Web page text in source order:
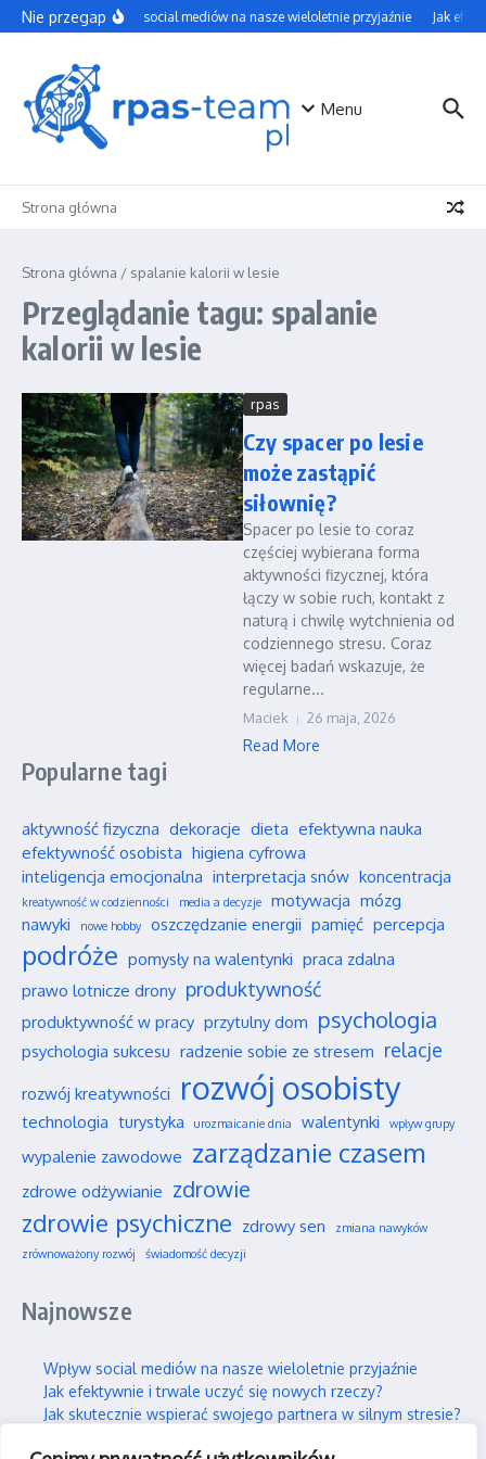
Przejdź do treści
Nie przegapWpływ social mediów na nasze wieloletnie przyjaźnie Jak
Menu
Strona główna
Strona główna / spalanie kalorii w lesie
Przeglądanie tagu: spalanie
kalorii w lesie
rpas
Czy spacer po lesie
może zastąpić
siłownię?
Spacer po lesie to coraz
częściej wybierana forma
aktywności fizycznej, która
łączy w sobie ruch, kontakt z
naturą i chwilę wytchnienia od
codziennego stresu. Coraz
więcej badań wskazuje, że
regularne...
Maciek 26 maja, 2026
Read More
Popularne tagi
aktywność fizyczna dekoracje dieta efektywna nauka
efektywność osobista higiena cyfrowa
inteligencja emocjonalna interpretacja snów koncentracja
kreatywność w codzienności media a decyzje motywacja mózg
nawyki
nowe hobby oszczędzanie energii pamięć percepcja
podróże pomysły na walentynki praca zdalna
prawo lotnicze drony produktywność
produktywność w pracy przytulny dom psychologia
psychologia sukcesu radzenie sobie ze stresem relacje
rozwój kreatywności rozwój osobisty
technologia turystyka urozmaicanie dnia walentynki wpływ grupy
wypalenie zawodowe zarządzanie czasem
zdrowe odżywianie zdrowie
zdrowie psychiczne zdrowy sen
zmiana nawyków
zrównoważony rozwój
świadomość decyzji
Najnowsze
Wpływ social mediów na nasze wieloletnie przyjaźnie
Jak efektywnie i trwale uczyć się nowych rzeczy?
Jak skutecznie wspierać swojego partnera w silnym stresie?